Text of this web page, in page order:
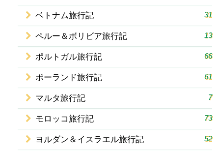
ベトナム旅行記 31
ペルー＆ボリビア旅行記 13
ポルトガル旅行記 66
ポーランド旅行記 61
マルタ旅行記 7
モロッコ旅行記 73
ヨルダン＆イスラエル旅行記 52